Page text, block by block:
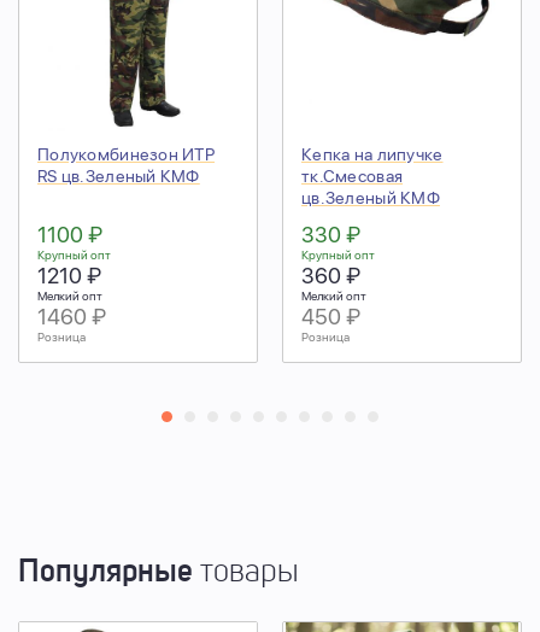
Полукомбинезон ИТР
RS цв.Зеленый КМФ
1100 ₽
Крупный опт
1210 ₽
Мелкий опт
1460 ₽
Розница
Кепка на липучке
тк.Смесовая
цв.Зеленый КМФ
330 ₽
Крупный опт
360 ₽
Мелкий опт
450 ₽
Розница
Популярные товары